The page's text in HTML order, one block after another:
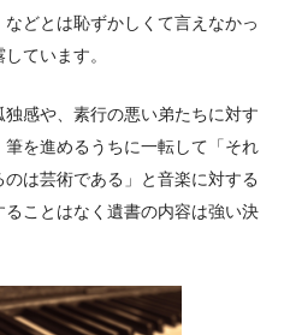
どとは恥ずかしくて言えなかっ
ています。
感や、素行の悪い弟たちに対す
を進めるうちに一転して「それ
は芸術である」と音楽に対する
ことはなく遺書の内容は強い決